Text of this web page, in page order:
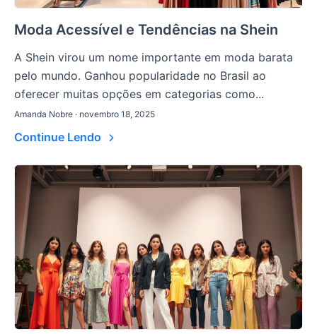
Moda Acessível e Tendências na Shein
A Shein virou um nome importante em moda barata
pelo mundo. Ganhou popularidade no Brasil ao
oferecer muitas opções em categorias como...
Amanda Nobre · novembro 18, 2025
Continue Lendo